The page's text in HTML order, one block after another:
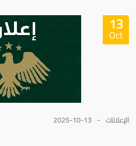
13
Oct
الإعلانات 2025-10-13